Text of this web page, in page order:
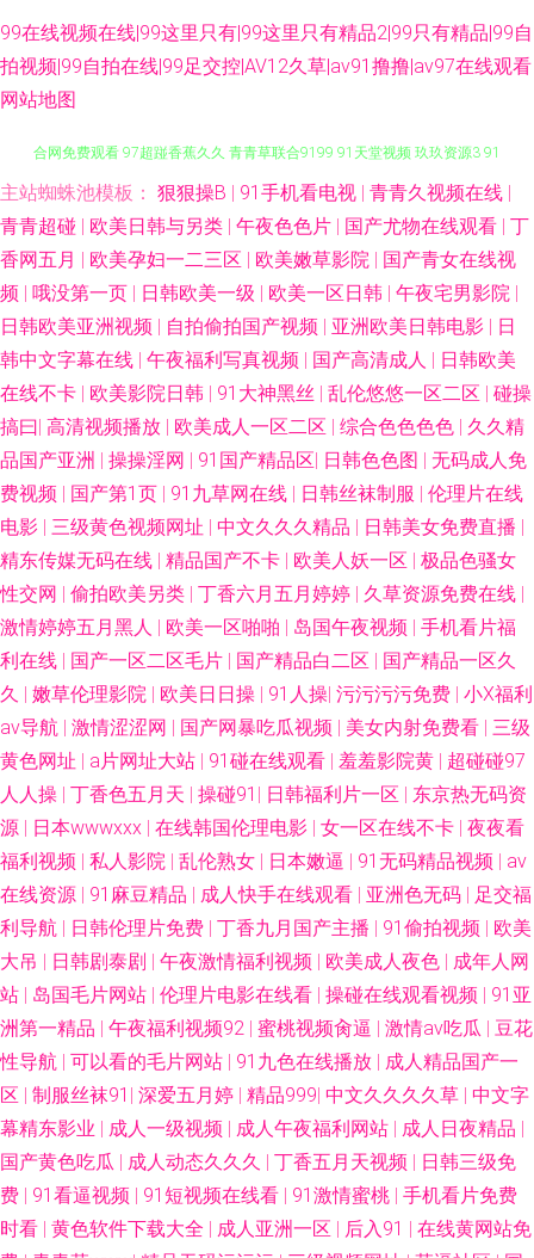
99在线视频在线|99这里只有|99这里只有精品2|99只有精品|99自
拍视频|99自拍在线|99足交控|AV12久草|av91撸撸|av97在线观看
网站地图
91熟妇综合 91视频国产网址 91久操超碰在线 手机免费福利视频91 色色综
合网免费观看 97超踫香蕉久久 青青草联合9199 91天堂视频 玖玖资源3 91
九色蝌蚪人妻 老司机视频导航网站 91精产国品影院网址 精品视频首页 91成
人成人进入人口 国产传媒合集 亚洲瑟热 国产99在线精品 91九色蝌蚪视频网
站 九九av 亚洲精品在线一 国产91网红在线观看 亚洲成人日韩在线 不卡另类
丝瓜肏肏 91在线丝袜视频 欧美日韩国产成人综合 91视屏黄色 免费成人版
www 91海角真实网站www 九一视频免费入口 91最新在线免费观看 日韩美
91蜜桃网在线观看 玖玖草网 91国标精品 久久天堂91 91av91se刺激 国99国
产在线 午夜福利视频91 91最新超碰 91prom在线观看 91夫妻交换 欧美乱大
交做爰性AV 日韩毛毛片 伊人院入口一二三 久久伊人狠狠草 亚洲欧洲综合日
韩精品 国产AV老师 国产精品禁久久精品 亚洲日韩精品无 国内一级TT 亚洲成
看 日本欧美大片 91伊人国产在线 人妖乱轮谢精 91少妇网视频在线 欧美国产
综合 91红杏社区在线 97超鹏欧美 91狠狠综合色网 國産AV天美傳媒 无码专
区无码专区 大香蕉色AV 天堂网91 91在线视频视频 欧美黄色一级纯黄网络
99热超碰99色色 日韩黑视频 91中文视频在线 欧美sss 91人人操人人爽 人人
人a∨av 91亚洲资源站 欧美国产成人 91后入在线 国产欧美综合系列在线 在
主站蜘蛛池模板： 狠狠操B | 91手机看电视 | 青青久视频在线 |
青青超碰 | 欧美日韩与另类 | 午夜色色片 | 国产尤物在线观看 | 丁
香网五月 | 欧美孕妇一二三区 | 欧美嫩草影院 | 国产青女在线视
频 | 哦没第一页 | 日韩欧美一级 | 欧美一区日韩 | 午夜宅男影院 |
日韩欧美亚洲视频 | 自拍偷拍国产视频 | 亚洲欧美日韩电影 | 日
韩中文字幕在线 | 午夜福利写真视频 | 国产高清成人 | 日韩欧美
在线不卡 | 欧美影院日韩 | 91大神黑丝 | 乱伦悠悠一区二区 | 碰操
搞曰| 高清视频播放 | 欧美成人一区二区 | 综合色色色色 | 久久精
品国产亚洲 | 操操淫网 | 91国产精品区| 日韩色色图 | 无码成人免
费视频 | 国产第1页 | 91九草网在线 | 日韩丝袜制服 | 伦理片在线
电影 | 三级黄色视频网址 | 中文久久久精品 | 日韩美女免费直播 |
精东传媒无码在线 | 精品国产不卡 | 欧美人妖一区 | 极品色骚女
性交网 | 偷拍欧美另类 | 丁香六月五月婷婷 | 久草资源免费在线 |
激情婷婷五月黑人 | 欧美一区啪啪 | 岛国午夜视频 | 手机看片福
利在线 | 国产一区二区毛片 | 国产精品白二区 | 国产精品一区久
久 | 嫩草伦理影院 | 欧美日日操 | 91人操| 污污污污免费 | 小Ⅹ福利
av导航 | 激情涩涩网 | 国产网暴吃瓜视频 | 美女内射免费看 | 三级
黄色网址 | a片网址大站 | 91碰在线观看 | 羞羞影院黄 | 超碰碰97
人人操 | 丁香色五月天 | 操碰91 | 日韩福利片一区 | 东京热无码资
源 | 日本wwwxxx | 在线韩国伦理电影 | 女一区在线不卡 | 夜夜看
福利视频 | 私人影院 | 乱伦熟女 | 日本嫩逼 | 91无码精品视频 | av
在线资源 | 91麻豆精品 | 成人快手在线观看 | 亚洲色无码 | 足交福
利导航 | 日韩伦理片免费 | 丁香九月国产主播 | 91偷拍视频 | 欧美
大吊 | 日韩剧泰剧 | 午夜激情福利视频 | 欧美成人夜色 | 成年人网
站 | 岛国毛片网站 | 伦理片电影在线看 | 操碰在线观看视频 | 91亚
洲第一精品 | 午夜福利视频92 | 蜜桃视频肏逼 | 激情av吃瓜 | 豆花
性导航 | 可以看的毛片网站 | 91九色在线播放 | 成人精品国产一
区 | 制服丝袜91 | 深爱五月婷 | 精品999| 中文久久久久草 | 中文字
幕精东影业 | 成人一级视频 | 成人午夜福利网站 | 成人日夜精品 |
国产黄色吃瓜 | 成人动态久久久 | 丁香五月天视频 | 日韩三级免
费 | 91看逼视频 | 91短视频在线看 | 91激情蜜桃 | 手机看片免费
时看 | 黄色软件下载大全 | 成人亚洲一区 | 后入91 | 在线黄网站免